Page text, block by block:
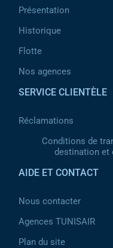
Présentation
Historique
Flotte
Nos agences
SERVICE CLIENTÈLE
Réclamations
Conditions de
destination et
AIDE ET CONTACT
Nous contacter
Agences TUNISAIR
Plan du site